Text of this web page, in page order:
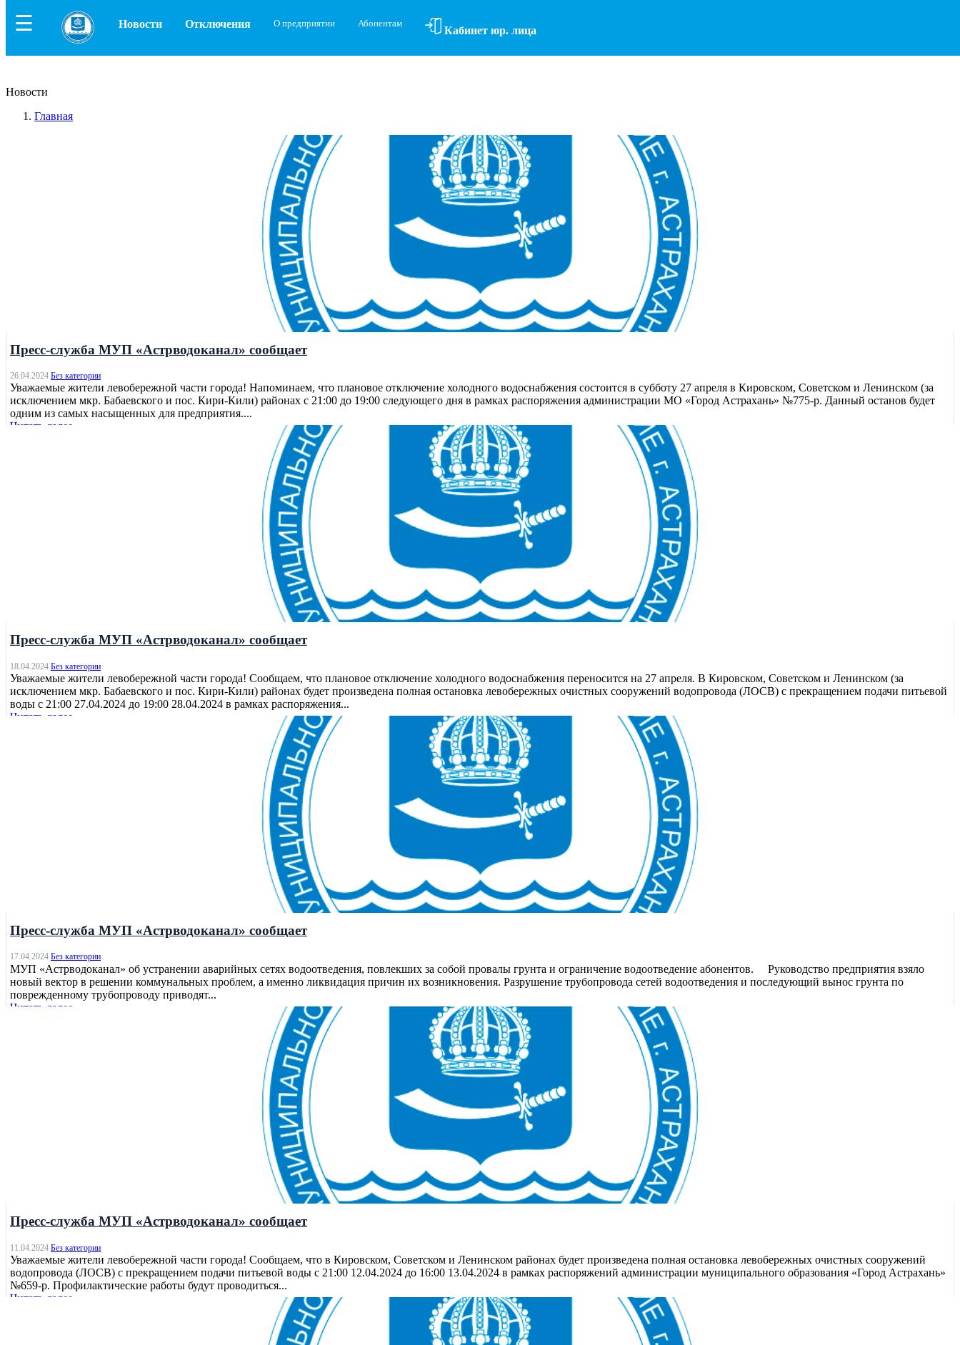
☰ Новости Отключения О предприятии Абонентам
Кабинет юр. лица
Новости
Главная
Пресс-служба МУП «Астрводоканал» сообщает
26.04.2024 Без категории
Уважаемые жители левобережной части города! Напоминаем, что плановое отключение холодного водоснабжения состоится в субботу 27 апреля в Кировском, Советском и Ленинском (за
исключением мкр. Бабаевского и пос. Кири-Кили) районах с 21:00 до 19:00 следующего дня в рамках распоряжения администрации МО «Город Астрахань» №775-р. Данный останов будет
одним из самых насыщенных для предприятия....
Читать далее
Пресс-служба МУП «Астрводоканал» сообщает
18.04.2024 Без категории
Уважаемые жители левобережной части города! Сообщаем, что плановое отключение холодного водоснабжения переносится на 27 апреля. В Кировском, Советском и Ленинском (за
исключением мкр. Бабаевского и пос. Кири-Кили) районах будет произведена полная остановка левобережных очистных сооружений водопровода (ЛОСВ) с прекращением подачи питьевой
воды с 21:00 27.04.2024 до 19:00 28.04.2024 в рамках распоряжения...
Читать далее
Пресс-служба МУП «Астрводоканал» сообщает
17.04.2024 Без категории
МУП «Астрводоканал» об устранении аварийных сетях водоотведения, повлекших за собой провалы грунта и ограничение водоотведение абонентов. ⠀ Руководство предприятия взяло
новый вектор в решении коммунальных проблем, а именно ликвидация причин их возникновения. Разрушение трубопровода сетей водоотведения и последующий вынос грунта по
поврежденному трубопроводу приводят...
Читать далее
Пресс-служба МУП «Астрводоканал» сообщает
11.04.2024 Без категории
Уважаемые жители левобережной части города! Сообщаем, что в Кировском, Советском и Ленинском районах будет произведена полная остановка левобережных очистных сооружений
водопровода (ЛОСВ) с прекращением подачи питьевой воды с 21:00 12.04.2024 до 16:00 13.04.2024 в рамках распоряжений администрации муниципального образования «Город Астрахань»
№659-р. Профилактические работы будут проводиться...
Читать далее